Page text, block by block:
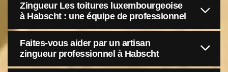
Zingueur Les toitures luxembourgeoise
à Habscht : une équipe de professionnel
Faites-vous aider par un artisan
zingueur professionnel à Habscht